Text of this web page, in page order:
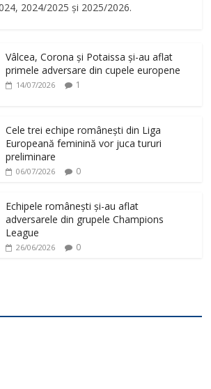
2024/2025 și 2025/2026.
Vâlcea, Corona și Potaissa și-au aflat
primele adversare din cupele europene
14/07/2026 1
Cele trei echipe românești din Liga
Europeană feminină vor juca tururi
preliminare
06/07/2026 0
Echipele românești și-au aflat
adversarele din grupele Champions
League
26/06/2026 0